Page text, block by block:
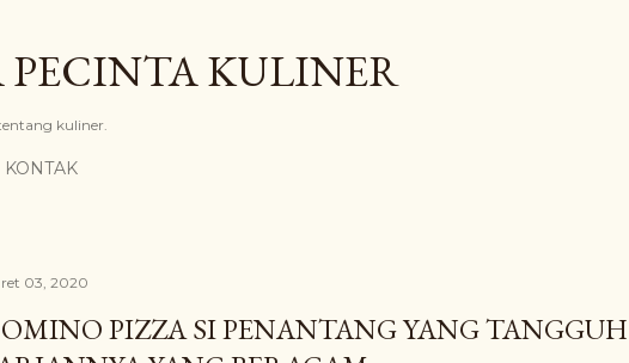
PECINTA KULINER
kuliner.
KONTAK
03, 2020
PIZZA SI PENANTANG YANG